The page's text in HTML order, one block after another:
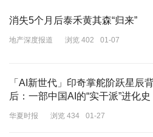
消失5个月后泰禾黄其森“归来”
地产深度报道 浏览 402 01-07
「AI新世代」印奇掌舵阶跃星辰背
后：一部中国AI的“实干派”进化史
华夏时报 浏览 434 01-27